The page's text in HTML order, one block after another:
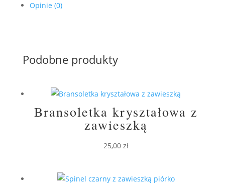
Opinie (0)
Podobne produkty
Bransoletka kryształowa z
zawieszką
25,00 zł